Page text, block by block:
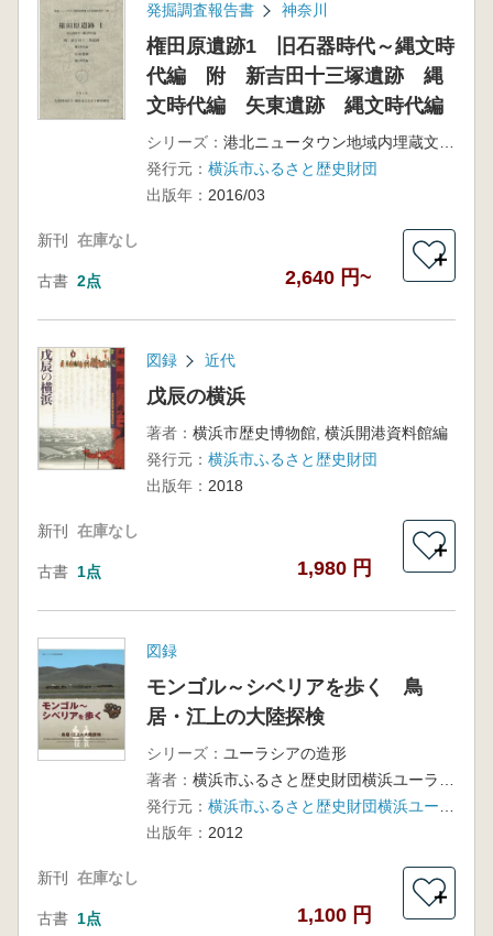
発掘調査報告書 神奈川
権田原遺跡1 旧石器時代～縄文時
代編 附 新吉田十三塚遺跡 縄
文時代編 矢東遺跡 縄文時代編
シリーズ：
発行元： 横浜市ふるさと歴史財団
出版年： 2016/03
新刊 在庫なし
古書 2点 2,640 円~
＋
図録 近代
戊辰の横浜
著者： 横浜市歴史博物館, 横浜開港資料館編
発行元： 横浜市ふるさと歴史財団
出版年： 2018
新刊 在庫なし
古書 1点 1,980 円
＋
図録
モンゴル～シベリアを歩く 鳥
居・江上の大陸探検
シリーズ： ユーラシアの造形
著者：
発行元：
出版年： 2012
新刊 在庫なし
古書 1点 1,100 円
＋